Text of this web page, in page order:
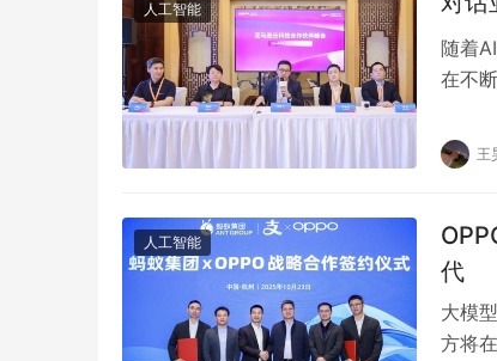
人工智能
随着
在不
王
人工智能
代
大模
方将